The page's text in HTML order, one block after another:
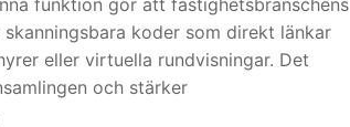
koder som direkt länkar
eller virtuella rundvisningar. Det
och stärker